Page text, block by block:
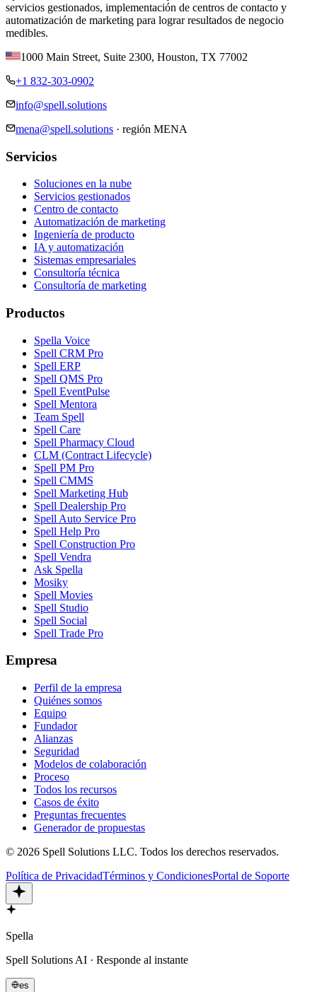
servicios gestionados, implementación de centros de contacto y
automatización de marketing para lograr resultados de negocio
medibles.
1000 Main Street, Suite 2300, Houston, TX 77002
+1 832-303-0902
info@spell.solutions
mena@spell.solutions · región MENA
Servicios
Soluciones en la nube
Servicios gestionados
Centro de contacto
Automatización de marketing
Ingeniería de producto
IA y automatización
Sistemas empresariales
Consultoría técnica
Consultoría de marketing
Productos
Spella Voice
Spell CRM Pro
Spell ERP
Spell QMS Pro
Spell EventPulse
Spell Mentora
Team Spell
Spell Care
Spell Pharmacy Cloud
CLM (Contract Lifecycle)
Spell PM Pro
Spell CMMS
Spell Marketing Hub
Spell Dealership Pro
Spell Auto Service Pro
Spell Help Pro
Spell Construction Pro
Spell Vendra
Ask Spella
Mosiky
Spell Movies
Spell Studio
Spell Social
Spell Trade Pro
Empresa
Perfil de la empresa
Quiénes somos
Equipo
Fundador
Alianzas
Seguridad
Modelos de colaboración
Proceso
Todos los recursos
Casos de éxito
Preguntas frecuentes
Generador de propuestas
© 2026 Spell Solutions LLC. Todos los derechos reservados.
Política de PrivacidadTérminos y CondicionesPortal de Soporte
Spella
Spell Solutions AI · Responde al instante
es